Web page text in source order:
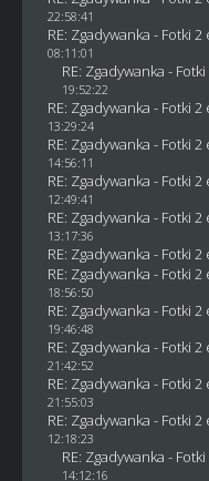
22:58:41
RE: Zgadywanka - Fotki 2
08:11:01
RE: Zgadywanka -
19:52:22
RE: Zgadywanka - Fotki 2
13:29:24
RE: Zgadywanka - Fotki 2
14:56:11
RE: Zgadywanka - Fotki 2
12:49:41
RE: Zgadywanka - Fotki 2
13:17:36
RE: Zgadywanka - Fotki 2
RE: Zgadywanka - Fotki 2
18:56:50
RE: Zgadywanka - Fotki 2
19:46:48
RE: Zgadywanka - Fotki 2
21:42:52
RE: Zgadywanka - Fotki 2
21:55:03
RE: Zgadywanka - Fotki 2
12:18:23
RE: Zgadywanka -
14:12:16